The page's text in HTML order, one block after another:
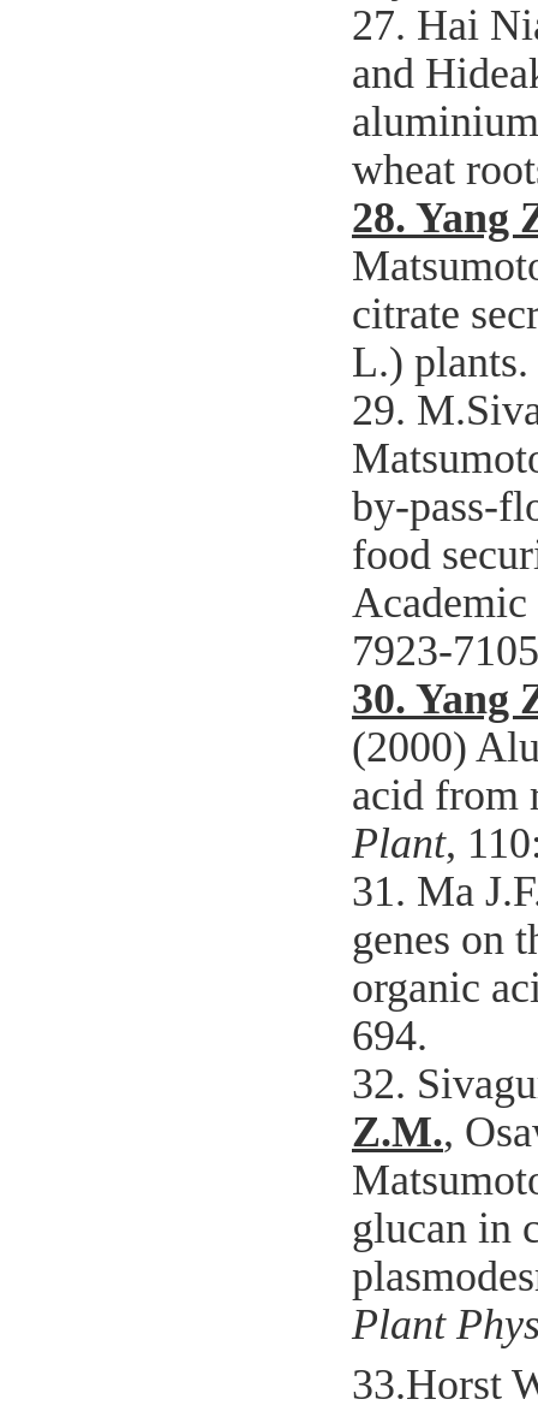
27. Hai
and
wheat
28. Yang
citrate
L.) plants.
29.
by-pass-
food
7923-
30. Yang
(2000)
acid from
Plant,
31. Ma
genes on
organic
694.
32.
Z.M.,
glucan in
Plant
33.Horst